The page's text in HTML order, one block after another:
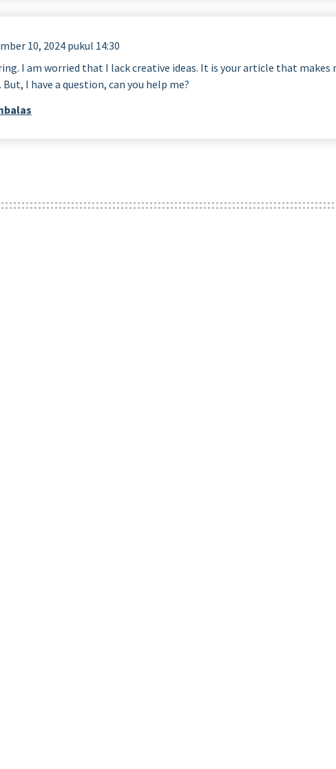
10, 2024 pukul 14:30
I am worried that I lack creative ideas. It is your article that makes
I have a question, can you help me?